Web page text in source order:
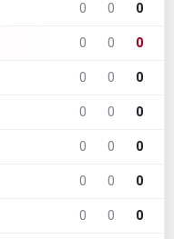
0 0 0
0 0 0
0 0 0
0 0 0
0 0 0
0 0 0
0 0 0